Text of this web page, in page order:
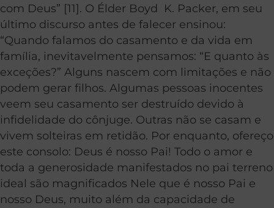
com Deus” [11]. O Élder Boyd K. Packer, em seu
último discurso antes de falecer ensinou:
“Quando falamos do casamento e da vida em
família, inevitavelmente pensamos: “E quanto às
exceções?” Alguns nascem com limitações e não
podem gerar filhos. Algumas pessoas inocentes
veem seu casamento ser destruído devido à
infidelidade do cônjuge. Outras não se casam e
vivem solteiras em retidão. Por enquanto, ofereço
este consolo: Deus é nosso Pai! Todo o amor e
toda a generosidade manifestados no pai terreno
ideal são magnificados Nele que é nosso Pai e
nosso Deus, muito além da capacidade de